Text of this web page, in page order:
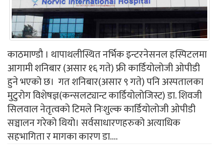
काठमाण्डौ । थापाथलीस्थित नर्भिक इन्टरनेसनल हस्पिटलमा
आगामी शनिबार (असार १६ गते) फ्री कार्डियोलोजी ओपीडी
हुने भएको छ। गत शनिबार(असार ९ गते) पनि अस्पतालका
मुटुरोग विशेषज्ञ(कन्सलट्यान्ट कार्डियोलोजिस्ट) डा. शिवजी
सिलवाल नेतृत्वको टिमले निःशुल्क कार्डियोलोजी ओपीडी
सञ्चालन गरेको थियो। सर्वसाधारणहरुको अत्याधिक
सहभागिता र मागका कारण डा....